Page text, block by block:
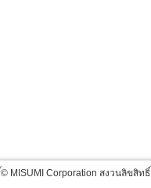
MISUMI Corporation สงวนลิขสิทธิ์